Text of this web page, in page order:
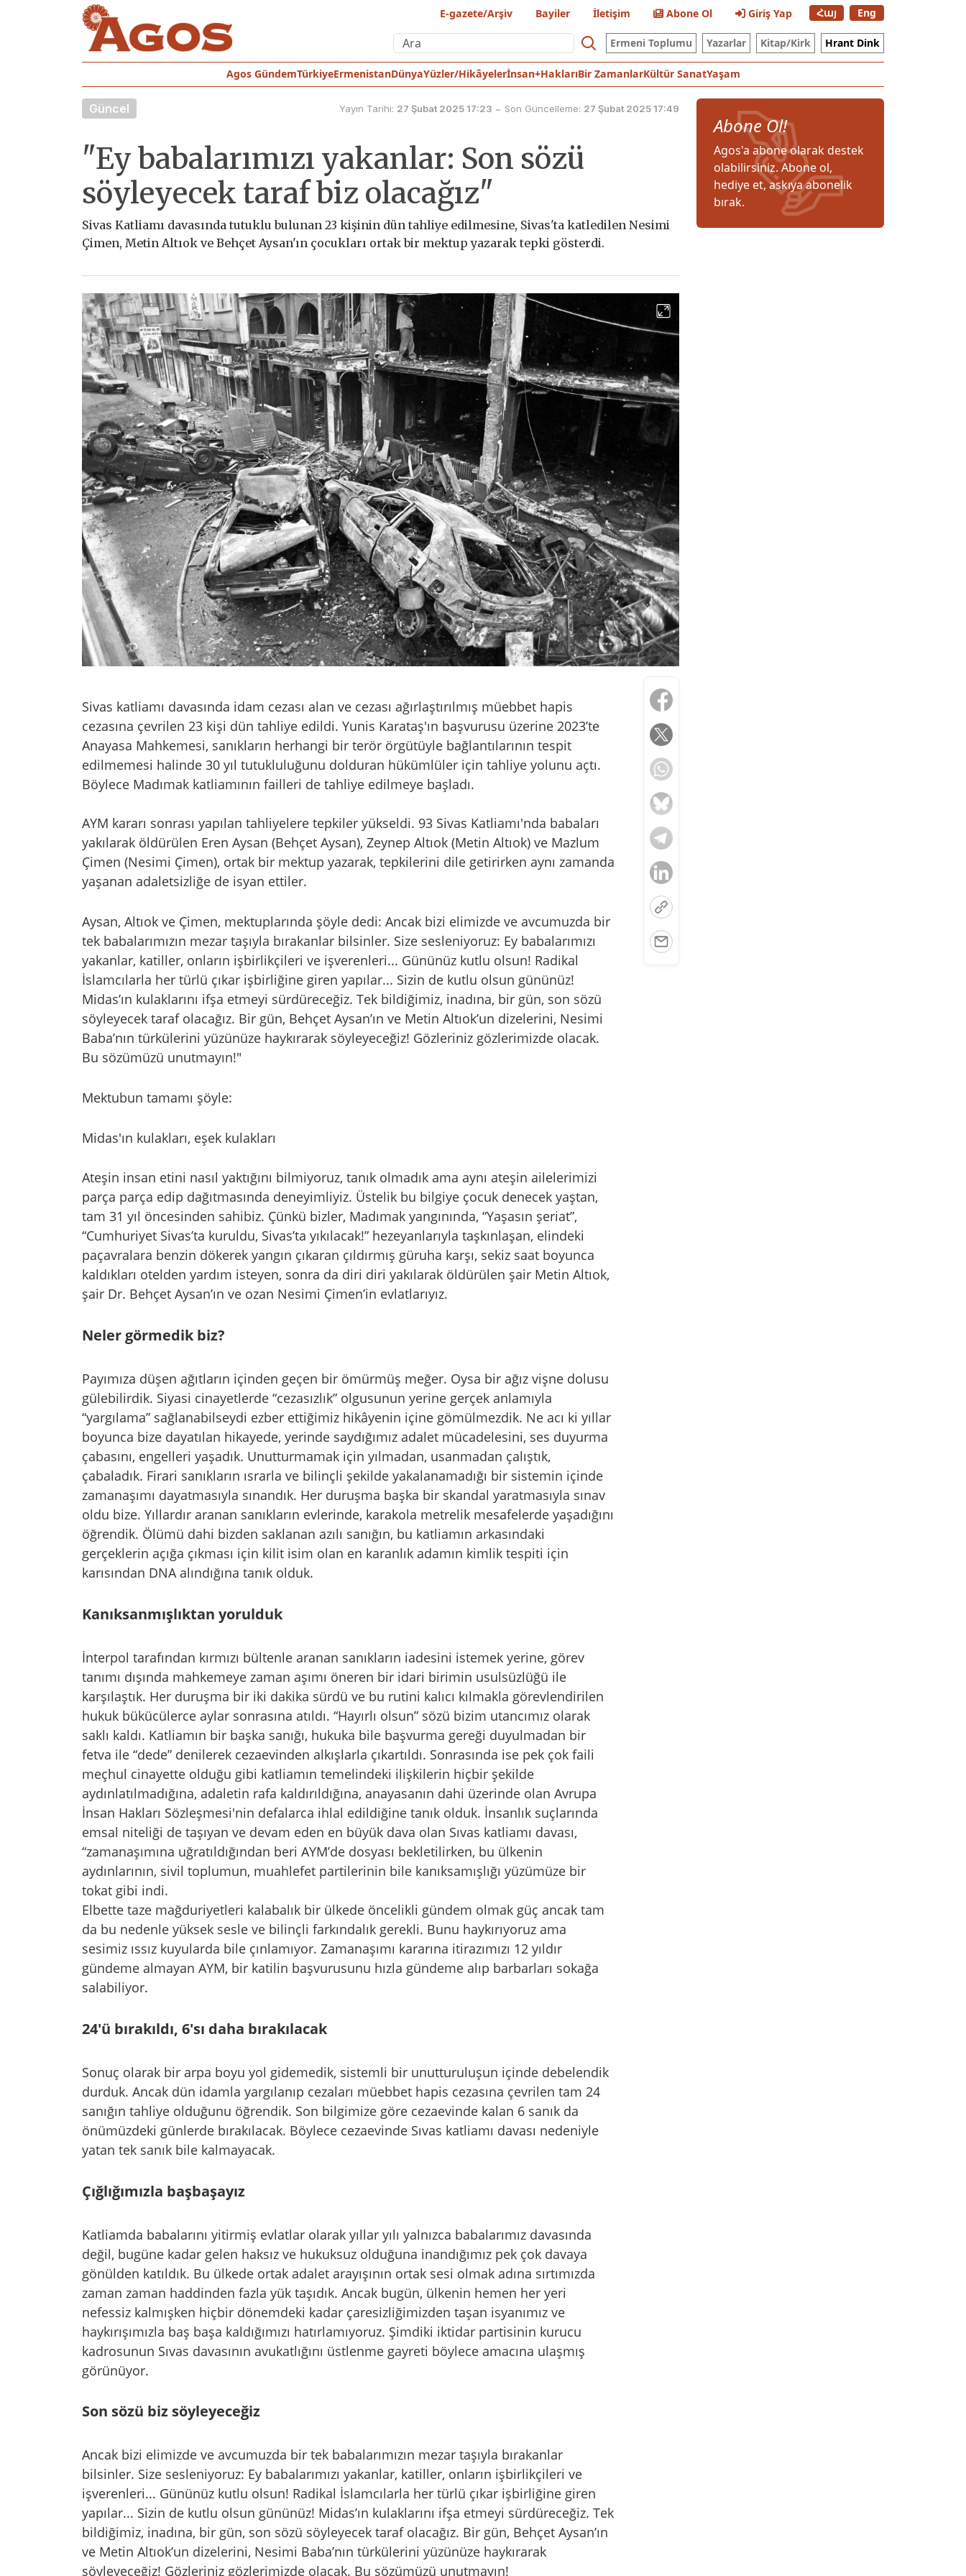
E-gazete/Arşiv Bayiler İletişim Abone Ol Giriş Yap Հայ Eng
Ermeni Toplumu Yazarlar Kitap/Kirk Hrant Dink
Agos GündemTürkiyeErmenistanDünyaYüzler/Hikâyelerİnsan+HaklarıBir ZamanlarKültür SanatYaşam
Güncel Yayın Tarihi: 27 Şubat 2025 17:23 ~ Son Güncelleme: 27 Şubat 2025 17:49
"Ey babalarımızı yakanlar: Son sözü
söyleyecek taraf biz olacağız"
Sivas Katliamı davasında tutuklu bulunan 23 kişinin dün tahliye edilmesine, Sivas'ta katledilen Nesimi
Çimen, Metin Altıok ve Behçet Aysan'ın çocukları ortak bir mektup yazarak tepki gösterdi.
Sivas katliamı davasında idam cezası alan ve cezası ağırlaştırılmış müebbet hapis
cezasına çevrilen 23 kişi dün tahliye edildi. Yunis Karataş'ın başvurusu üzerine 2023’te
Anayasa Mahkemesi, sanıkların herhangi bir terör örgütüyle bağlantılarının tespit
edilmemesi halinde 30 yıl tutukluluğunu dolduran hükümlüler için tahliye yolunu açtı.
Böylece Madımak katliamının failleri de tahliye edilmeye başladı.
AYM kararı sonrası yapılan tahliyelere tepkiler yükseldi. 93 Sivas Katliamı'nda babaları
yakılarak öldürülen Eren Aysan (Behçet Aysan), Zeynep Altıok (Metin Altıok) ve Mazlum
Çimen (Nesimi Çimen), ortak bir mektup yazarak, tepkilerini dile getirirken aynı zamanda
yaşanan adaletsizliğe de isyan ettiler.
Aysan, Altıok ve Çimen, mektuplarında şöyle dedi: Ancak bizi elimizde ve avcumuzda bir
tek babalarımızın mezar taşıyla bırakanlar bilsinler. Size sesleniyoruz: Ey babalarımızı
yakanlar, katiller, onların işbirlikçileri ve işverenleri... Gününüz kutlu olsun! Radikal
İslamcılarla her türlü çıkar işbirliğine giren yapılar... Sizin de kutlu olsun gününüz!
Midas’ın kulaklarını ifşa etmeyi sürdüreceğiz. Tek bildiğimiz, inadına, bir gün, son sözü
söyleyecek taraf olacağız. Bir gün, Behçet Aysan’ın ve Metin Altıok’un dizelerini, Nesimi
Baba’nın türkülerini yüzünüze haykırarak söyleyeceğiz! Gözleriniz gözlerimizde olacak.
Bu sözümüzü unutmayın!"
Mektubun tamamı şöyle:
Midas'ın kulakları, eşek kulakları
Ateşin insan etini nasıl yaktığını bilmiyoruz, tanık olmadık ama aynı ateşin ailelerimizi
parça parça edip dağıtmasında deneyimliyiz. Üstelik bu bilgiye çocuk denecek yaştan,
tam 31 yıl öncesinden sahibiz. Çünkü bizler, Madımak yangınında, “Yaşasın şeriat”,
“Cumhuriyet Sivas’ta kuruldu, Sivas’ta yıkılacak!” hezeyanlarıyla taşkınlaşan, elindeki
paçavralara benzin dökerek yangın çıkaran çıldırmış güruha karşı, sekiz saat boyunca
kaldıkları otelden yardım isteyen, sonra da diri diri yakılarak öldürülen şair Metin Altıok,
şair Dr. Behçet Aysan’ın ve ozan Nesimi Çimen’in evlatlarıyız.
Neler görmedik biz?
Payımıza düşen ağıtların içinden geçen bir ömürmüş meğer. Oysa bir ağız vişne dolusu
gülebilirdik. Siyasi cinayetlerde “cezasızlık” olgusunun yerine gerçek anlamıyla
“yargılama” sağlanabilseydi ezber ettiğimiz hikâyenin içine gömülmezdik. Ne acı ki yıllar
boyunca bize dayatılan hikayede, yerinde saydığımız adalet mücadelesini, ses duyurma
çabasını, engelleri yaşadık. Unutturmamak için yılmadan, usanmadan çalıştık,
çabaladık. Firari sanıkların ısrarla ve bilinçli şekilde yakalanamadığı bir sistemin içinde
zamanaşımı dayatmasıyla sınandık. Her duruşma başka bir skandal yaratmasıyla sınav
oldu bize. Yıllardır aranan sanıkların evlerinde, karakola metrelik mesafelerde yaşadığını
öğrendik. Ölümü dahi bizden saklanan azılı sanığın, bu katliamın arkasındaki
gerçeklerin açığa çıkması için kilit isim olan en karanlık adamın kimlik tespiti için
karısından DNA alındığına tanık olduk.
Kanıksanmışlıktan yorulduk
İnterpol tarafından kırmızı bültenle aranan sanıkların iadesini istemek yerine, görev
tanımı dışında mahkemeye zaman aşımı öneren bir idari birimin usulsüzlüğü ile
karşılaştık. Her duruşma bir iki dakika sürdü ve bu rutini kalıcı kılmakla görevlendirilen
hukuk bükücülerce aylar sonrasına atıldı. “Hayırlı olsun” sözü bizim utancımız olarak
saklı kaldı. Katliamın bir başka sanığı, hukuka bile başvurma gereği duyulmadan bir
fetva ile “dede” denilerek cezaevinden alkışlarla çıkartıldı. Sonrasında ise pek çok faili
meçhul cinayette olduğu gibi katliamın temelindeki ilişkilerin hiçbir şekilde
aydınlatılmadığına, adaletin rafa kaldırıldığına, anayasanın dahi üzerinde olan Avrupa
İnsan Hakları Sözleşmesi'nin defalarca ihlal edildiğine tanık olduk. İnsanlık suçlarında
emsal niteliği de taşıyan ve devam eden en büyük dava olan Sıvas katliamı davası,
“zamanaşımına uğratıldığından beri AYM’de dosyası bekletilirken, bu ülkenin
aydınlarının, sivil toplumun, muahlefet partilerinin bile kanıksamışlığı yüzümüze bir
tokat gibi indi.
Elbette taze mağduriyetleri kalabalık bir ülkede öncelikli gündem olmak güç ancak tam
da bu nedenle yüksek sesle ve bilinçli farkındalık gerekli. Bunu haykırıyoruz ama
sesimiz ıssız kuyularda bile çınlamıyor. Zamanaşımı kararına itirazımızı 12 yıldır
gündeme almayan AYM, bir katilin başvurusunu hızla gündeme alıp barbarları sokağa
salabiliyor.
24'ü bırakıldı, 6'sı daha bırakılacak
Sonuç olarak bir arpa boyu yol gidemedik, sistemli bir unutturuluşun içinde debelendik
durduk. Ancak dün idamla yargılanıp cezaları müebbet hapis cezasına çevrilen tam 24
sanığın tahliye olduğunu öğrendik. Son bilgimize göre cezaevinde kalan 6 sanık da
önümüzdeki günlerde bırakılacak. Böylece cezaevinde Sıvas katliamı davası nedeniyle
yatan tek sanık bile kalmayacak.
Çığlığımızla başbaşayız
Katliamda babalarını yitirmiş evlatlar olarak yıllar yılı yalnızca babalarımız davasında
değil, bugüne kadar gelen haksız ve hukuksuz olduğuna inandığımız pek çok davaya
gönülden katıldık. Bu ülkede ortak adalet arayışının ortak sesi olmak adına sırtımızda
zaman zaman haddinden fazla yük taşıdık. Ancak bugün, ülkenin hemen her yeri
nefessiz kalmışken hiçbir dönemdeki kadar çaresizliğimizden taşan isyanımız ve
haykırışımızla baş başa kaldığımızı hatırlamıyoruz. Şimdiki iktidar partisinin kurucu
kadrosunun Sıvas davasının avukatlığını üstlenme gayreti böylece amacına ulaşmış
görünüyor.
Son sözü biz söyleyeceğiz
Ancak bizi elimizde ve avcumuzda bir tek babalarımızın mezar taşıyla bırakanlar
bilsinler. Size sesleniyoruz: Ey babalarımızı yakanlar, katiller, onların işbirlikçileri ve
işverenleri... Gününüz kutlu olsun! Radikal İslamcılarla her türlü çıkar işbirliğine giren
yapılar... Sizin de kutlu olsun gününüz! Midas’ın kulaklarını ifşa etmeyi sürdüreceğiz. Tek
bildiğimiz, inadına, bir gün, son sözü söyleyecek taraf olacağız. Bir gün, Behçet Aysan’ın
ve Metin Altıok’un dizelerini, Nesimi Baba’nın türkülerini yüzünüze haykırarak
söyleyeceğiz! Gözleriniz gözlerimizde olacak. Bu sözümüzü unutmayın!
Abone Ol!
Agos'a abone olarak destek
olabilirsiniz. Abone ol,
hediye et, askıya abonelik
bırak.